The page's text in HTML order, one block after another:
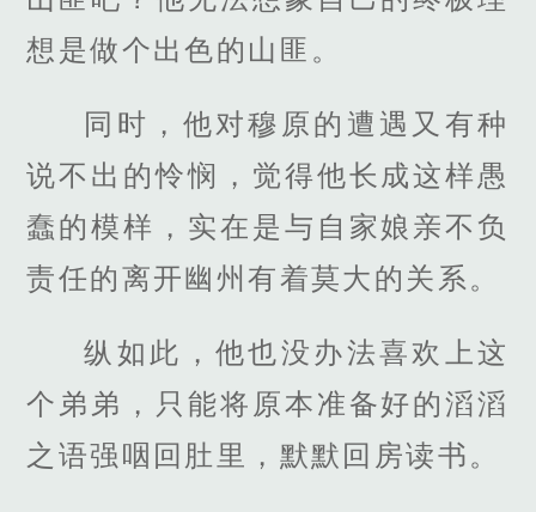
想是做个出色的山匪。
同时，他对穆原的遭遇又有种
说不出的怜悯，觉得他长成这样愚
蠢的模样，实在是与自家娘亲不负
责任的离开幽州有着莫大的关系。
纵如此，他也没办法喜欢上这
个弟弟，只能将原本准备好的滔滔
之语强咽回肚里，默默回房读书。